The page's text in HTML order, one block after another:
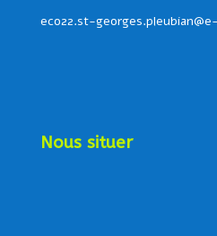
eco22.st-
Nous situer